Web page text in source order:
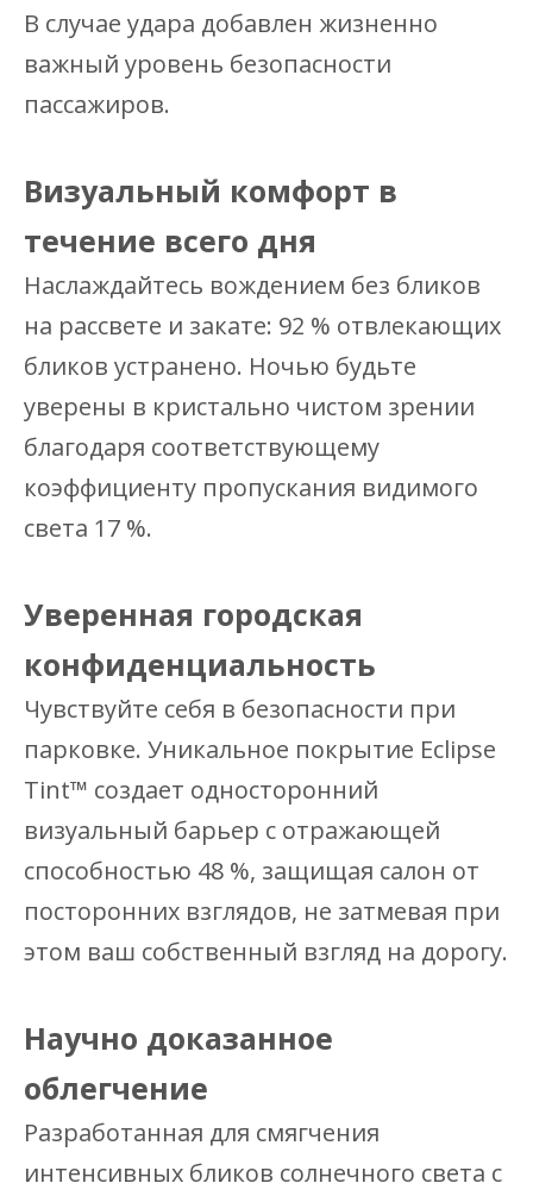
В случае удара добавлен жизненно
важный уровень безопасности
пассажиров.
Визуальный комфорт в
течение всего дня
Наслаждайтесь вождением без бликов
на рассвете и закате: 92 % отвлекающих
бликов устранено. Ночью будьте
уверены в кристально чистом зрении
благодаря соответствующему
коэффициенту пропускания видимого
света 17 %.
Уверенная городская
конфиденциальность
Чувствуйте себя в безопасности при
парковке. Уникальное покрытие Eclipse
Tint™ создает односторонний
визуальный барьер с отражающей
способностью 48 %, защищая салон от
посторонних взглядов, не затмевая при
этом ваш собственный взгляд на дорогу.
Научно доказанное
облегчение
Разработанная для смягчения
интенсивных бликов солнечного света с